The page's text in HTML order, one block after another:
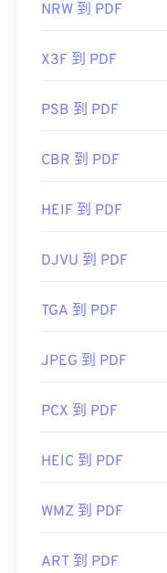
NRW 到 PDF
X3F 到 PDF
PSB 到 PDF
CBR 到 PDF
HEIF 到 PDF
DJVU 到 PDF
TGA 到 PDF
JPEG 到 PDF
PCX 到 PDF
HEIC 到 PDF
WMZ 到 PDF
ART 到 PDF